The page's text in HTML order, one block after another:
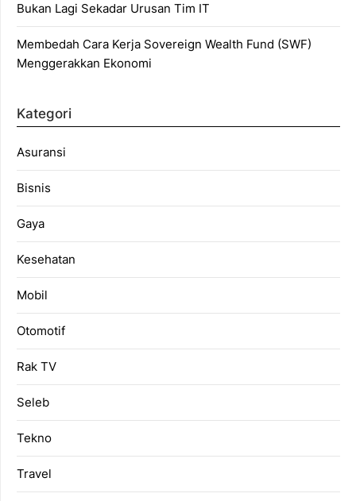
Bukan Lagi Sekadar Urusan Tim IT
Membedah Cara Kerja Sovereign Wealth Fund (SWF)
Menggerakkan Ekonomi
Kategori
Asuransi
Bisnis
Gaya
Kesehatan
Mobil
Otomotif
Rak TV
Seleb
Tekno
Travel